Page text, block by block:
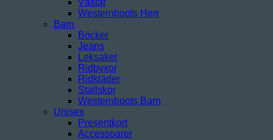
Västar
Westernboots Herr
Barn
Böcker
Jeans
Leksaker
Ridbyxor
Ridkläder
Stallskor
Westernboots Barn
Unisex
Presentkort
Accessoarer